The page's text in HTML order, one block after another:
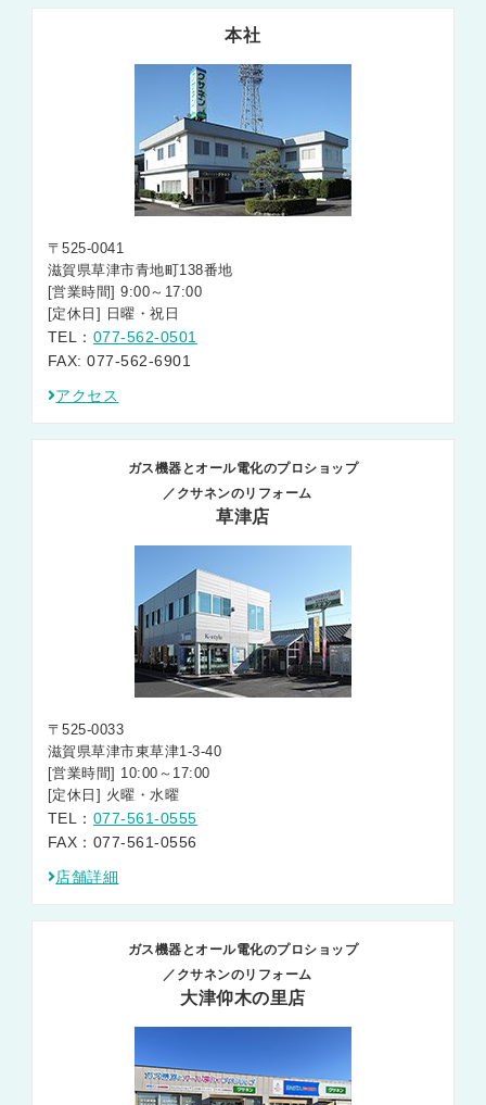
本社
〒525-0041
滋賀県草津市青地町138番地
[営業時間] 9:00～17:00
[定休日] 日曜・祝日
TEL： 077-562-0501
FAX: 077-562-6901
アクセス
ガス機器とオール電化のプロショップ
／クサネンのリフォーム
草津店
〒525-0033
滋賀県草津市東草津1-3-40
[営業時間] 10:00～17:00
[定休日] 火曜・水曜
TEL： 077-561-0555
FAX：077-561-0556
店舗詳細
ガス機器とオール電化のプロショップ
／クサネンのリフォーム
大津仰木の里店